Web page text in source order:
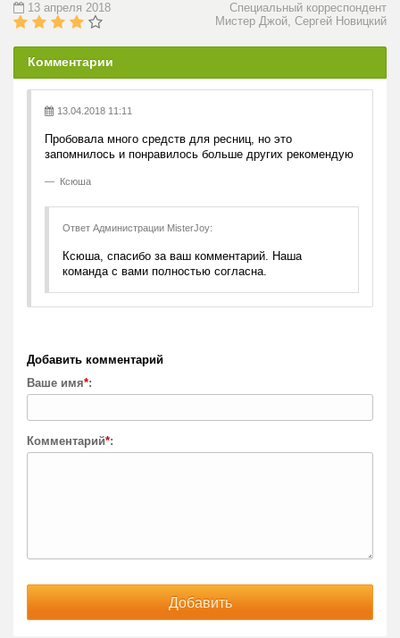
Специальный корреспондент
Мистер Джой, Сергей Новицкий
13 апреля 2018
Комментарии
13.04.2018 11:11
Пробовала много средств для ресниц, но это
запомнилось и понравилось больше других рекомендую
Ксюша
Ответ Администрации MisterJoy:
Ксюша, спасибо за ваш комментарий. Наша
команда с вами полностью согласна.
Добавить комментарий
Ваше имя*:
Комментарий*: